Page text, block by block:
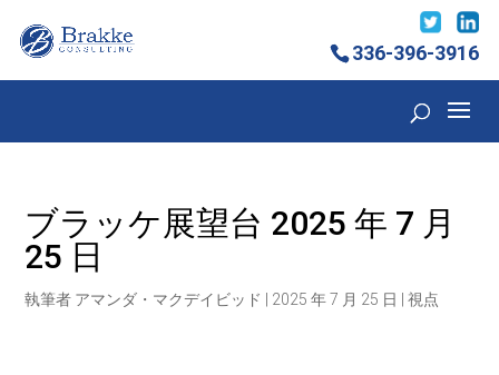
336-396-3916
ブラッケ展望台 2025 年 7 月
25 日
執筆者 アマンダ・マクデイビッド 2025 年 7 月 25 日 |視点